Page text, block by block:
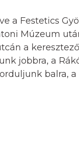
a Festetics
Múzeum
a
jobbra, a
balra,